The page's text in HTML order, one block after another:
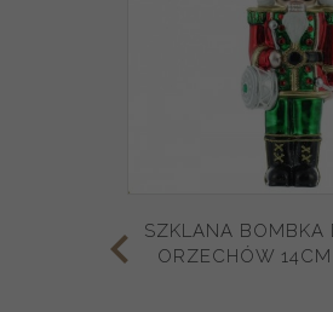
SZKLANA BOMBKA
ORZECHÓW